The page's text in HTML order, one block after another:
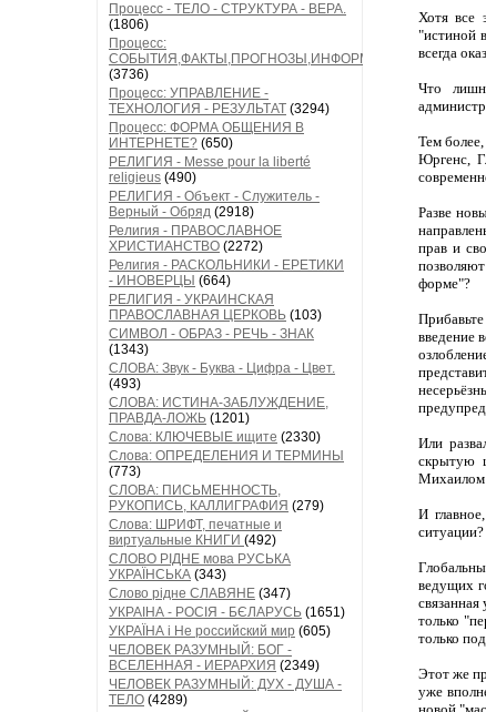
Процесс - ТЕЛО - СТРУКТУРА - ВЕРА.
(1806)
Процесс:
СОБЫТИЯ,ФАКТЫ,ПРОГНОЗЫ,ИНФОРМАЦИЯ
(3736)
Процесс: УПРАВЛЕНИЕ -
ТЕХНОЛОГИЯ - РЕЗУЛЬТАТ (3294)
Процесс: ФОРМА ОБЩЕНИЯ В
ИНТЕРНЕТЕ? (650)
РЕЛИГИЯ - Messe pour la liberté
religieus (490)
РЕЛИГИЯ - Объект - Служитель -
Верный - Обряд (2918)
Религия - ПРАВОСЛАВНОЕ
ХРИСТИАНСТВО (2272)
Религия - РАСКОЛЬНИКИ - ЕРЕТИКИ
- ИНОВЕРЦЫ (664)
РЕЛИГИЯ - УКРАИНСКАЯ
ПРАВОСЛАВНАЯ ЦЕРКОВЬ (103)
СИМВОЛ - ОБРАЗ - РЕЧЬ - ЗНАК
(1343)
СЛОВА: Звук - Буква - Цифра - Цвет.
(493)
СЛОВА: ИСТИНА-ЗАБЛУЖДЕНИЕ,
ПРАВДА-ЛОЖЬ (1201)
Слова: КЛЮЧЕВЫЕ ищите (2330)
Слова: ОПРЕДЕЛЕНИЯ И ТЕРМИНЫ
(773)
СЛОВА: ПИСЬМЕННОСТЬ,
РУКОПИСЬ, КАЛЛИГРАФИЯ (279)
Слова: ШРИФТ, печатные и
виртуальные КНИГИ (492)
СЛОВО РІДНЕ мова РУСЬКА
УКРАЇНСЬКА (343)
Слово рідне СЛАВЯНЕ (347)
УКРАІНА - РОСІЯ - БЄЛАРУСЬ (1651)
УКРАЇНА і Не российский мир (605)
ЧЕЛОВЕК РАЗУМНЫЙ: БОГ -
ВСЕЛЕННАЯ - ИЕРАРХИЯ (2349)
ЧЕЛОВЕК РАЗУМНЫЙ: ДУХ - ДУША -
ТЕЛО (4289)
Хотя все
"истиной
всегда
Что
Тем
Юргенс,
Разве
прав и
форме"?
введение
Или
скрытую
Михаилом
И
ведущих
только
только
Этот же
уже